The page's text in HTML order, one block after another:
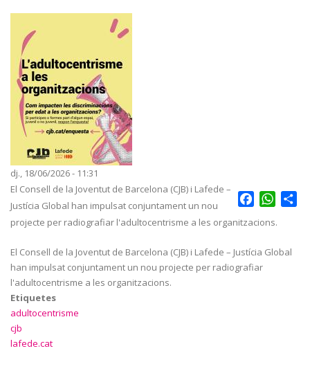
dj., 18/06/2026 - 11:31
Facebook
El Consell de la Joventut de Barcelona (CJB) i Lafede –
Justícia Global han impulsat conjuntament un nou
projecte per radiografiar l'adultocentrisme a les organitzacions.
El Consell de la Joventut de Barcelona (CJB) i Lafede – Justícia Global
han impulsat conjuntament un nou projecte per radiografiar
l'adultocentrisme a les organitzacions.
Etiquetes
adultocentrisme
cjb
lafede.cat